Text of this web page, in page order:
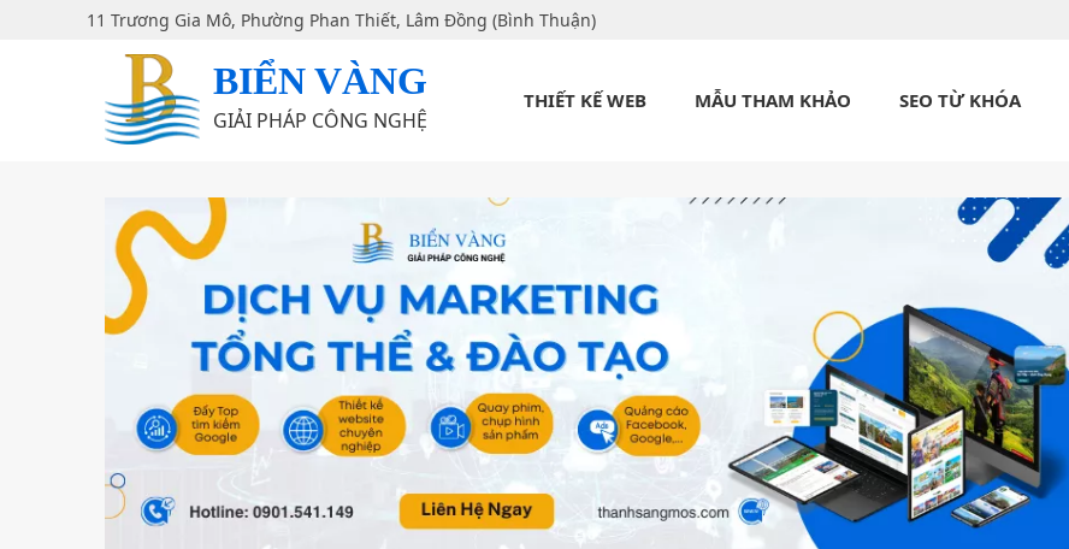
11 Trương Gia Mô, Phường Phan Thiết, Lâm Đồng (Bình Thuận)
BIỂN VÀNG
GIẢI PHÁP CÔNG NGHỆ
THIẾT KẾ WEB MẪU THAM KHẢO SEO TỪ KHÓA